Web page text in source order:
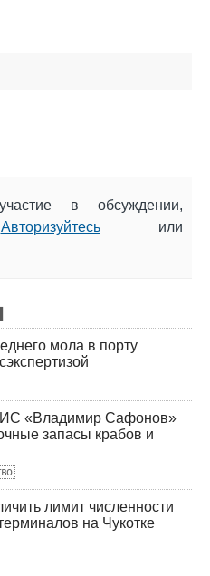
в обсуждении,
Авторизуйтесьили
мола в порту
«Владимир Сафонов»
запасы крабов и
лимит численности
на Чукотке